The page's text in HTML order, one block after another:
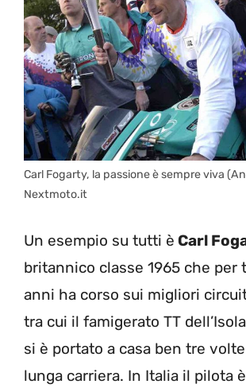
Carl Fogarty, la passione è sempre viva
Nextmoto.it
Un esempio su tutti è Carl
britannico classe 1965 che per
anni ha corso sui migliori
tra cui il famigerato TT
si è portato a casa ben tre
lunga carriera. In Italia il pilota